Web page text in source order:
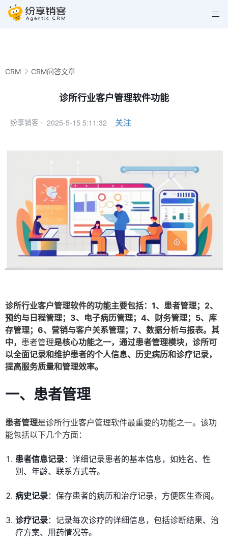
CRM CRM问答文章
诊所行业客户管理软件功能
纷享销客 · 2025-5-15 5:11:32 关注
诊所行业客户管理软件的功能主要包括：1、患者管理；2、
预约与日程管理；3、电子病历管理；4、财务管理；5、库
存管理；6、营销与客户关系管理；7、数据分析与报表。其
中， 患者管理是核心功能之一，通过患者管理模块，诊所可
以全面记录和维护患者的个人信息、历史病历和诊疗记录，
提高服务质量和管理效率。
一、患者管理
患者管理是诊所行业客户管理软件最重要的功能之一。该功
能包括以下几个方面：
患者信息记录：详细记录患者的基本信息，如姓名、性
别、年龄、联系方式等。
病史记录：保存患者的病历和治疗记录，方便医生查阅。
诊疗记录：记录每次诊疗的详细信息，包括诊断结果、治
疗方案、用药情况等。